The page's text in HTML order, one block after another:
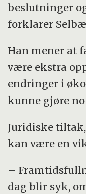
beslutninger
forklarer
Han mener at
være ekstra
endringer i
kunne gjøre
Juridiske
kan være en
–
dag blir syk,